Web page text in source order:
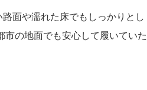
面や濡れた床でもしっかりとし
の地面でも安心して履いていた